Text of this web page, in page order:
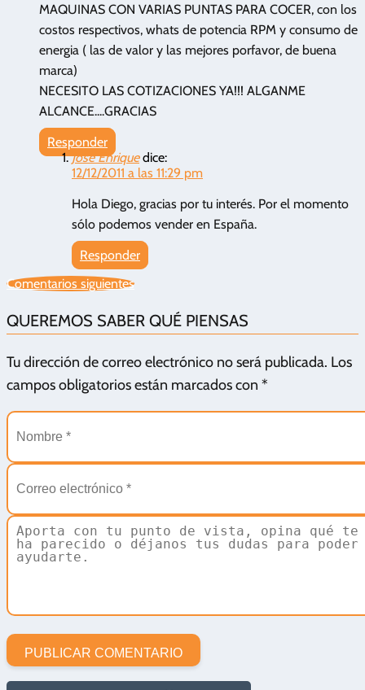
MAQUINAS CON VARIAS PUNTAS PARA COCER, con los
costos respectivos, whats de potencia RPM y consumo de
energia ( las de valor y las mejores porfavor, de buena
marca)
NECESITO LAS COTIZACIONES YA!!! ALGANME
ALCANCE....GRACIAS
Responder
Jose Enrique dice:
12/12/2011 a las 11:29 pm
Hola Diego, gracias por tu interés. Por el momento
sólo podemos vender en España.
Responder
Comentarios siguientes
QUEREMOS SABER QUÉ PIENSAS
Tu dirección de correo electrónico no será publicada. Los
campos obligatorios están marcados con *